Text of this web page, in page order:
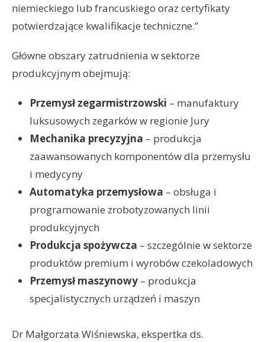
niemieckiego lub francuskiego oraz certyfikaty
potwierdzające kwalifikacje techniczne.”
Główne obszary zatrudnienia w sektorze
produkcyjnym obejmują:
Przemysł zegarmistrzowski – manufaktury
luksusowych zegarków w regionie Jury
Mechanika precyzyjna – produkcja
zaawansowanych komponentów dla przemysłu
i medycyny
Automatyka przemysłowa – obsługa i
programowanie zrobotyzowanych linii
produkcyjnych
Produkcja spożywcza – szczególnie w sektorze
produktów premium i wyrobów czekoladowych
Przemysł maszynowy – produkcja
specjalistycznych urządzeń i maszyn
Dr Małgorzata Wiśniewska, ekspertka ds.